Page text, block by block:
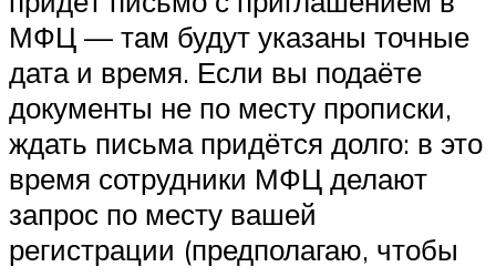
МФЦ — там будут указаны точные
дата и время. Если вы подаёте
документы не по месту прописки,
ждать письма придётся долго: в это
время сотрудники МФЦ делают
запрос по месту вашей
регистрации (предполагаю, чтобы